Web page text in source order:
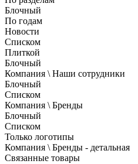
Блочный
По годам
Новости
Списком
Плиткой
Блочный
Компания \ Наши сотрудники
Блочный
Списком
Компания \ Бренды
Блочный
Списком
Только логотипы
Компания \ Бренды - детальная
Связанные товары